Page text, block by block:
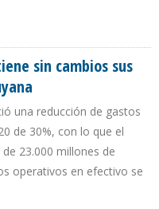
sin cambios sus
una reducción de gastos
de 30%, con lo que el
23.000 millones de
operativos en efectivo se